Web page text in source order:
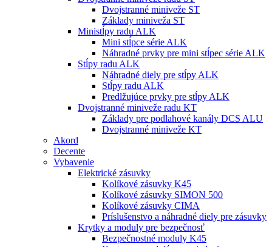
Dvojstranné miniveže ST
Základy miniveža ST
Ministĺpy radu ALK
Mini stĺpce série ALK
Náhradné prvky pre mini stĺpec série ALK
Stĺpy radu ALK
Náhradné diely pre stĺpy ALK
Stĺpy radu ALK
Predlžujúce prvky pre stĺpy ALK
Dvojstranné miniveže radu KT
Základy pre podlahové kanály DCS ALU
Dvojstranné miniveže KT
Akord
Decente
Vybavenie
Elektrické zásuvky
Kolíkové zásuvky K45
Kolíkové zásuvky SIMON 500
Kolíkové zásuvky CIMA
Príslušenstvo a náhradné diely pre zásuvky
Krytky a moduly pre bezpečnosť
Bezpečnostné moduly K45